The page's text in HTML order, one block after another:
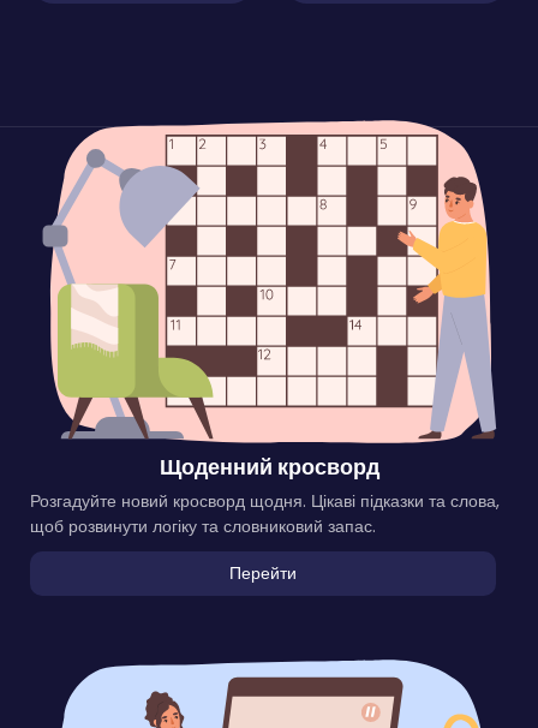
Щоденний кросворд
Розгадуйте новий кросворд щодня. Цікаві підказки та слова,
щоб розвинути логіку та словниковий запас.
Перейти